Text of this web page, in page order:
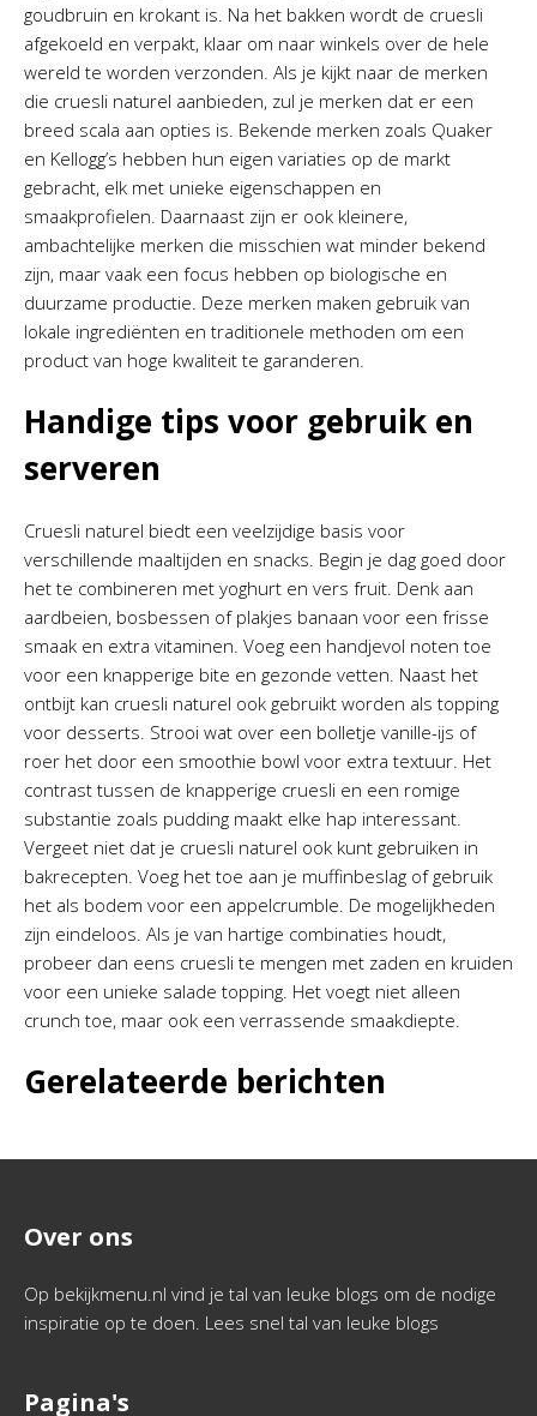
goudbruin en krokant is. Na het bakken wordt de cruesli
afgekoeld en verpakt, klaar om naar winkels over de hele
wereld te worden verzonden. Als je kijkt naar de merken
die cruesli naturel aanbieden, zul je merken dat er een
breed scala aan opties is. Bekende merken zoals Quaker
en Kellogg’s hebben hun eigen variaties op de markt
gebracht, elk met unieke eigenschappen en
smaakprofielen. Daarnaast zijn er ook kleinere,
ambachtelijke merken die misschien wat minder bekend
zijn, maar vaak een focus hebben op biologische en
duurzame productie. Deze merken maken gebruik van
lokale ingrediënten en traditionele methoden om een
product van hoge kwaliteit te garanderen.
Handige tips voor gebruik en
serveren
Cruesli naturel biedt een veelzijdige basis voor
verschillende maaltijden en snacks. Begin je dag goed door
het te combineren met yoghurt en vers fruit. Denk aan
aardbeien, bosbessen of plakjes banaan voor een frisse
smaak en extra vitaminen. Voeg een handjevol noten toe
voor een knapperige bite en gezonde vetten. Naast het
ontbijt kan cruesli naturel ook gebruikt worden als topping
voor desserts. Strooi wat over een bolletje vanille-ijs of
roer het door een smoothie bowl voor extra textuur. Het
contrast tussen de knapperige cruesli en een romige
substantie zoals pudding maakt elke hap interessant.
Vergeet niet dat je cruesli naturel ook kunt gebruiken in
bakrecepten. Voeg het toe aan je muffinbeslag of gebruik
het als bodem voor een appelcrumble. De mogelijkheden
zijn eindeloos. Als je van hartige combinaties houdt,
probeer dan eens cruesli te mengen met zaden en kruiden
voor een unieke salade topping. Het voegt niet alleen
crunch toe, maar ook een verrassende smaakdiepte.
Gerelateerde berichten
Over ons
Op bekijkmenu.nl vind je tal van leuke blogs om de nodige
inspiratie op te doen. Lees snel tal van leuke blogs
Pagina's